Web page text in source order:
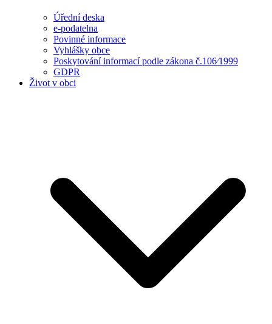
Úřední deska
e-podatelna
Povinné informace
Vyhlášky obce
Poskytování informací podle zákona č.106⁄1999
GDPR
Život v obci